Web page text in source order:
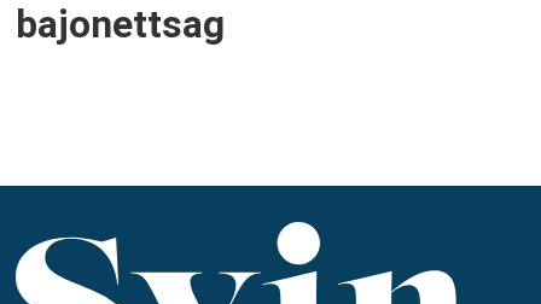
bajonettsag